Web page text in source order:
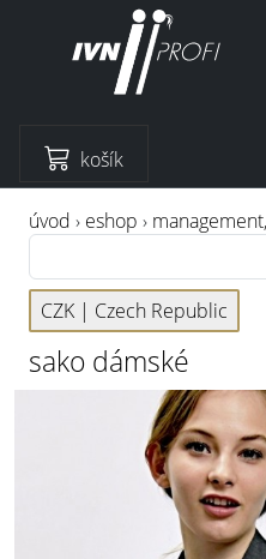
košík
úvod › eshop ›
CZK | Czech Republic
sako dámské